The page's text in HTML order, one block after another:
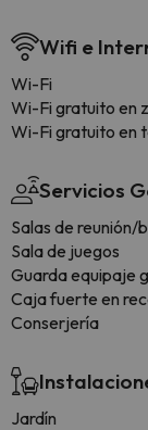
Wifi e
Wi-Fi
Wi-Fi gratuito en
Wi-Fi gratuito en
Servicios
Salas de reunión/
Sala de juegos
Guarda equipaje
Caja fuerte en
Conserjería
Jardín